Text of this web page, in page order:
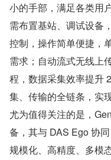
小的手部，满足各类用
需布置基站、调试设备
控制，操作简单便捷，
需求；自动流式无线上
程，数据采集效率提升
集、传输的全链条，实
尤为值得关注的是，
备，其与 DAS Ego 协同
规模化、高精度、多模